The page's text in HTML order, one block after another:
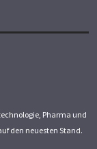
Pharma und
den neuesten Stand.